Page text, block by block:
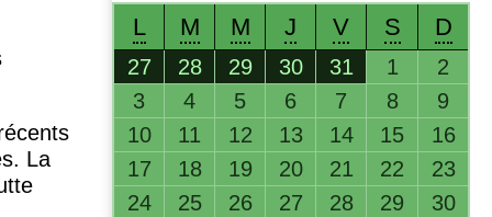
La
L M M J V S D
27 28 29 30 31 1
2
3
4 5 6 7 8
9
10
11 12 13 14 15
16
17
18 19 20 21 22
23
24
25 26 27 28 29
30